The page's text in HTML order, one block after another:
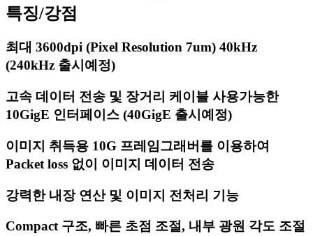
특징/강점
최대 3600dpi (Pixel Resolution 7um) 40kHz
(240kHz 출시예정)
고속 데이터 전송 및 장거리 케이블 사용가능한
10GigE 인터페이스 (40GigE 출시예정)
이미지 취득용 10G 프레임그래버를 이용하여
Packet loss 없이 이미지 데이터 전송
강력한 내장 연산 및 이미지 전처리 기능
Compact 구조, 빠른 초점 조절, 내부 광원 각도 조절